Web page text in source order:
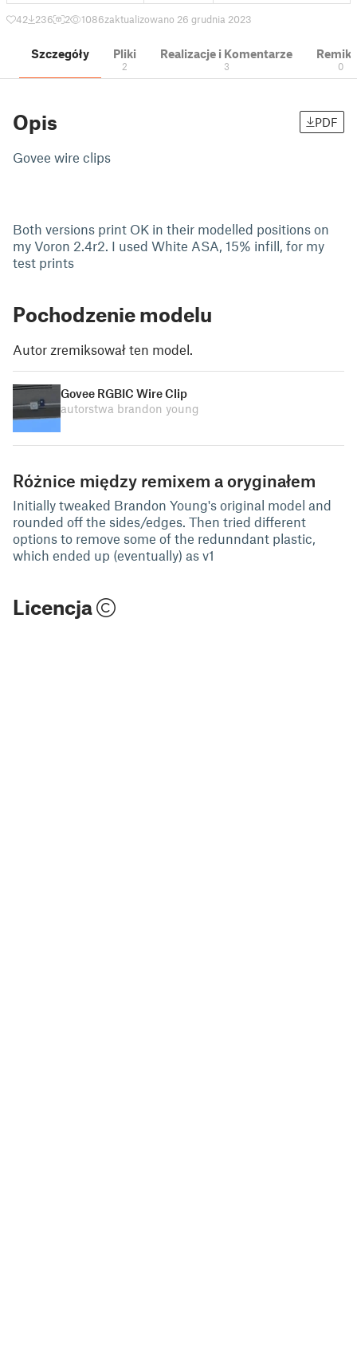
42 236 2 1086zaktualizowano 26 grudnia 2023
Szczegóły Pliki
2
Realizacje i Komentarze
3 0
Opis PDF
Govee wire clips
Both versions print OK in their modelled positions on
my Voron 2.4r2. I used White ASA, 15% infill, for my
test prints
Pochodzenie modelu
Autor zremiksował ten model.
Govee RGBIC Wire Clip
autorstwa brandon young
Różnice między remixem a oryginałem
Initially tweaked Brandon Young's original model and
rounded off the sides/edges. Then tried different
options to remove some of the redunndant plastic,
which ended up (eventually) as v1
Licencja